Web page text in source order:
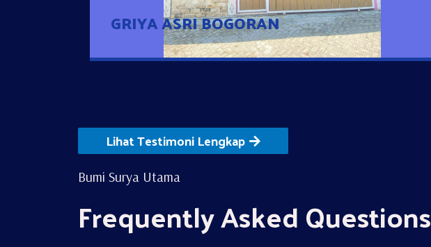
GRIYA ASRI BOGORAN
Lihat Testimoni Lengkap
Bumi Surya Utama
Frequently Asked Questions